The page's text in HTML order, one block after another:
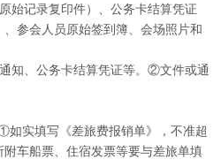
始记录复印件）、公务卡结算凭证
参会人员原始签到簿、会场照片和
知、公务卡结算凭证等。②文件或通
实填写《差旅费报销单》，不准超
车船票、住宿发票等要与差旅单填